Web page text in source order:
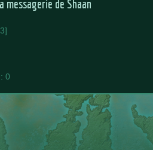
messagerie de Shaan
0